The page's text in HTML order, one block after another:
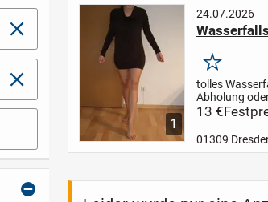
schließen
schließen
1
24.07.2026
Merken
tolles
Abholung
13 €
01309